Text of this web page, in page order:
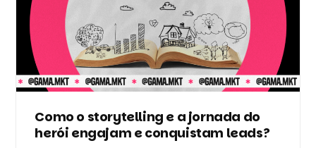
Como o storytelling e a jornada do
herói engajam e conquistam leads?